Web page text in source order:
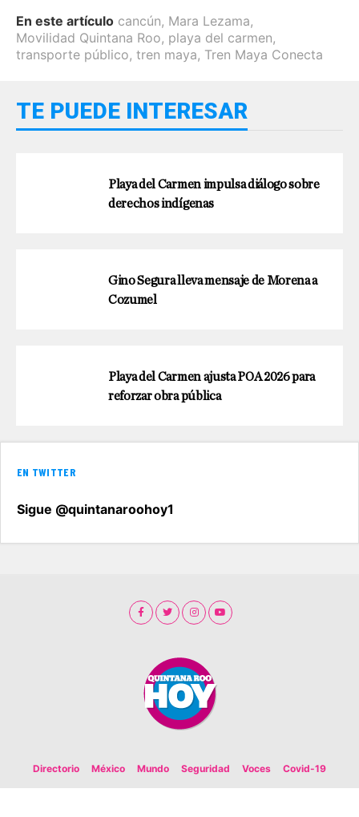
En este artículo cancún, Mara Lezama,
Movilidad Quintana Roo, playa del carmen,
transporte público, tren maya, Tren Maya Conecta
TE PUEDE INTERESAR
Playa del Carmen impulsa diálogo sobre
derechos indígenas
Gino Segura lleva mensaje de Morena a
Cozumel
Playa del Carmen ajusta POA 2026 para
reforzar obra pública
EN TWITTER
Sigue @quintanaroohoy1
Directorio México Mundo Seguridad Voces Covid-19